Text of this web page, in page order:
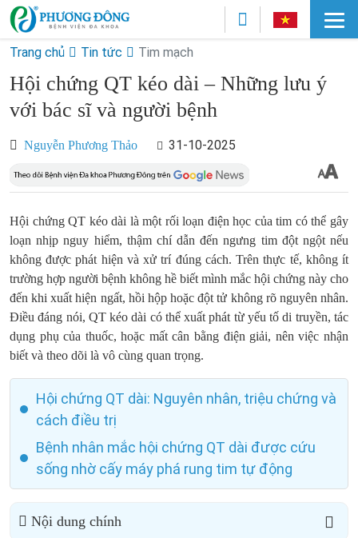
Trang chủ Tin tức Tim mạch
Hội chứng QT kéo dài – Những lưu ý
với bác sĩ và người bệnh
Nguyễn Phương Thảo 31-10-2025
Hội chứng QT kéo dài là một rối loạn điện học của tim có thể gây
loạn nhịp nguy hiểm, thậm chí dẫn đến ngưng tim đột ngột nếu
không được phát hiện và xử trí đúng cách. Trên thực tế, không ít
trường hợp người bệnh không hề biết mình mắc hội chứng này cho
đến khi xuất hiện ngất, hồi hộp hoặc đột tử không rõ nguyên nhân.
Điều đáng nói, QT kéo dài có thể xuất phát từ yếu tố di truyền, tác
dụng phụ của thuốc, hoặc mất cân bằng điện giải, nên việc nhận
biết và theo dõi là vô cùng quan trọng.
Hội chứng QT dài: Nguyên nhân, triệu chứng và
cách điều trị
Bệnh nhân mắc hội chứng QT dài được cứu
sống nhờ cấy máy phá rung tim tự động
Nội dung chính